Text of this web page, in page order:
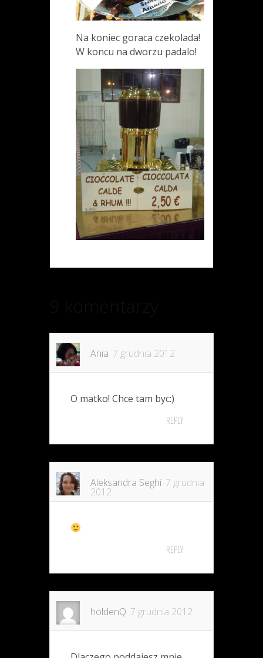
Na koniec goraca czekolada!
W koncu na dworzu padalo!
Ania 7 grudnia 2012
O matko! Chce tam byc:)
REPLY
Aleksandra Seghi 7 grudnia
2012
REPLY
holdenQ 7 grudnia 2012